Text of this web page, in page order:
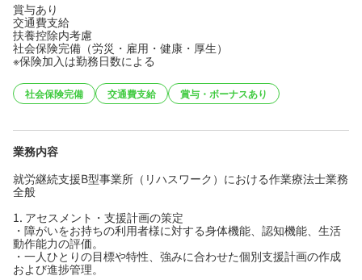
賞与あり
交通費支給
扶養控除内考慮
社会保険完備（労災・雇用・健康・厚生）
※保険加入は勤務日数による
社会保険完備 交通費支給 賞与・ボーナスあり
業務内容
就労継続支援B型事業所（リハスワーク）における作業療法士業務
全般
1. アセスメント・支援計画の策定
・障がいをお持ちの利用者様に対する身体機能、認知機能、生活
動作能力の評価。
・一人ひとりの目標や特性、強みに合わせた個別支援計画の作成
および進捗管理。